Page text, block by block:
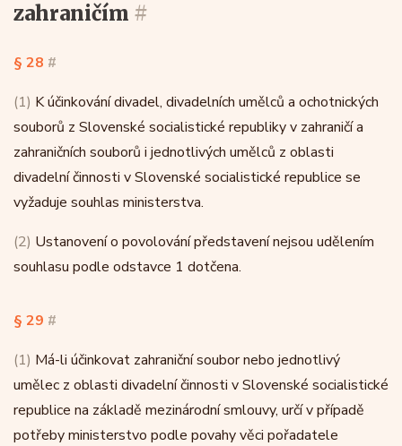
zahraničím #
§ 28 #
(1) K účinkování divadel, divadelních umělců a ochotnických
souborů z Slovenské socialistické republiky v zahraničí a
zahraničních souborů i jednotlivých umělců z oblasti
divadelní činnosti v Slovenské socialistické republice se
vyžaduje souhlas ministerstva.
(2) Ustanovení o povolování představení nejsou udělením
souhlasu podle odstavce 1 dotčena.
§ 29 #
(1) Má-li účinkovat zahraniční soubor nebo jednotlivý
umělec z oblasti divadelní činnosti v Slovenské socialistické
republice na základě mezinárodní smlouvy, určí v případě
potřeby ministerstvo podle povahy věci pořadatele